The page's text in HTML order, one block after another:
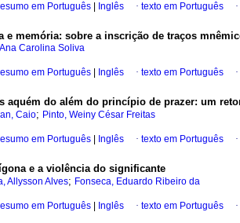
em Português Inglês · texto em Português ·
e memória: sobre a inscrição de traços
Carolina Soliva
em Português Inglês · texto em Português ·
aquém do além do princípio de prazer: um
Caio; Pinto, Weiny César Freitas
em Português Inglês · texto em Português ·
e a violência do significante
Allysson Alves; Fonseca, Eduardo Ribeiro da
em Português Inglês · texto em Português ·